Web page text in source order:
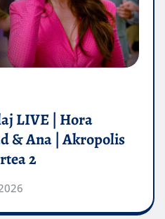
LIVE | Hora
& Ana | Akropolis
2